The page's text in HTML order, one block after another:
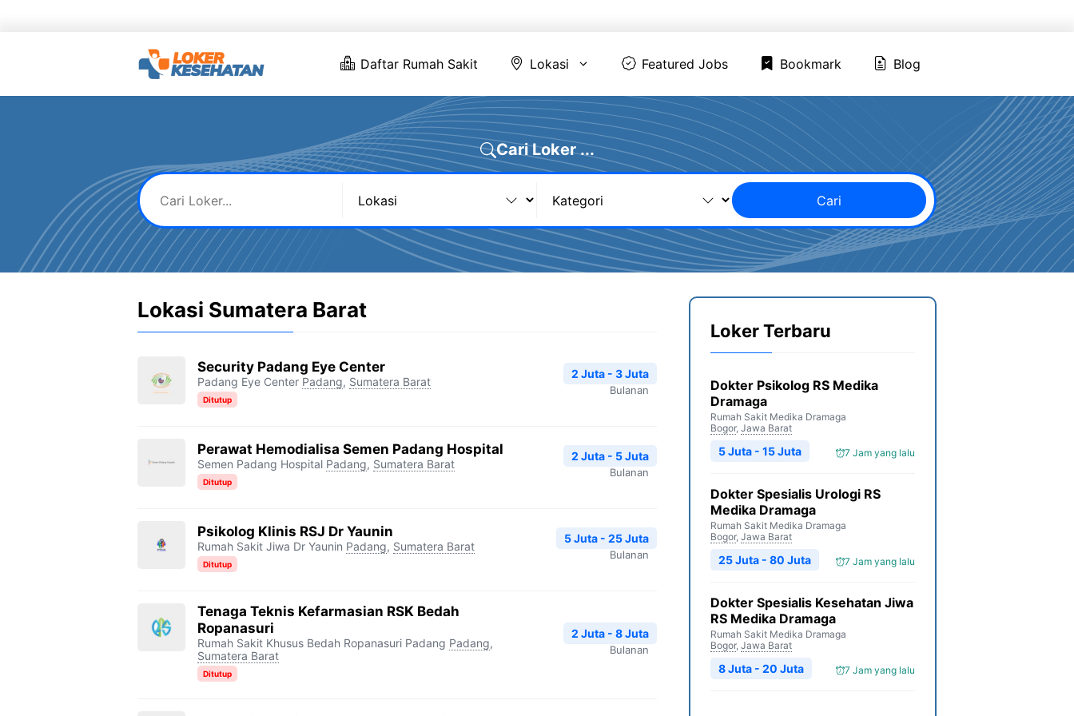
Daftar Rumah Sakit Lokasi Featured Jobs Bookmark Blog
Cari Loker ...
Cari
Lokasi Sumatera Barat
Security Padang Eye Center
Padang Eye Center Padang, Sumatera Barat
Ditutup
2 Juta - 3 Juta
Bulanan
Perawat Hemodialisa Semen Padang Hospital
Semen Padang Hospital Padang, Sumatera Barat
Ditutup
2 Juta - 5 Juta
Bulanan
Psikolog Klinis RSJ Dr Yaunin
Rumah Sakit Jiwa Dr Yaunin Padang, Sumatera Barat
Ditutup
5 Juta - 25 Juta
Bulanan
Tenaga Teknis Kefarmasian RSK Bedah
Ropanasuri
Rumah Sakit Khusus Bedah Ropanasuri Padang Padang,
Sumatera Barat
Ditutup
2 Juta - 8 Juta
Bulanan
Loker Terbaru
Dokter Psikolog RS Medika
Dramaga
Rumah Sakit Medika Dramaga
Bogor, Jawa Barat
7 Jam yang lalu
5 Juta - 15 Juta
Dokter Spesialis Urologi RS
Medika Dramaga
Rumah Sakit Medika Dramaga
Bogor, Jawa Barat
7 Jam yang lalu
25 Juta - 80 Juta
Dokter Spesialis Kesehatan Jiwa
RS Medika Dramaga
Rumah Sakit Medika Dramaga
Bogor, Jawa Barat
7 Jam yang lalu
8 Juta - 20 Juta